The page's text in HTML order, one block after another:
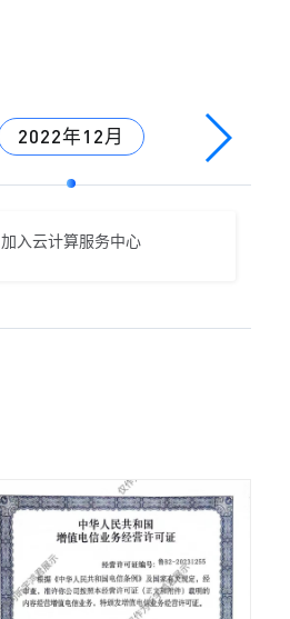
2022年12月
加入云计算服务中心